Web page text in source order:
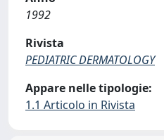
1992
Rivista
PEDIATRIC DERMATOLOGY
Appare nelle tipologie:
1.1 Articolo in Rivista